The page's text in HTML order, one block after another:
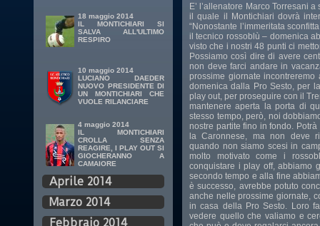
18 maggio 2014
IL MONTICHIARI SI
SALVA ALL'ULTIMO
RESPIRO
10 maggio 2014
LUCIANO DAEDER
NUOVO PRESIDENTE DI
UN MONTICHIARI CHE
VUOLE RILANCIARE
4 maggio 2014
IL MONTICHIARI
CROLLA SENZA
REAGIRE, I PLAY OUT SI
GIOCHERANNO A
CAMAIORE
Aprile 2014
Marzo 2014
Febbraio 2014
E’ l’allenatore Marco Torresani
il quale il Montichiari dovrà
“Nonostante l’immeritata
il tecnico rossoblù – domenica
visto che i nostri 48 punti ci
Possiamo così dire di avere
non deve farci andare in
prossime giornate
domenica dalla Pro Sesto, per
play out, per proseguire con il
mantenere aperta la porta di
stesso tempo, però, noi
nostre partite fino in fondo.
la Caronnese, ma non deve
quando non siamo scesi in
molto motivato come i
conquistare i play off, abbiamo
secondo tempo e alla fine
è successo, avrebbe potuto
anche nelle prossime giornate,
in casa della Pro Sesto. Loro
vedere quello che valiamo e